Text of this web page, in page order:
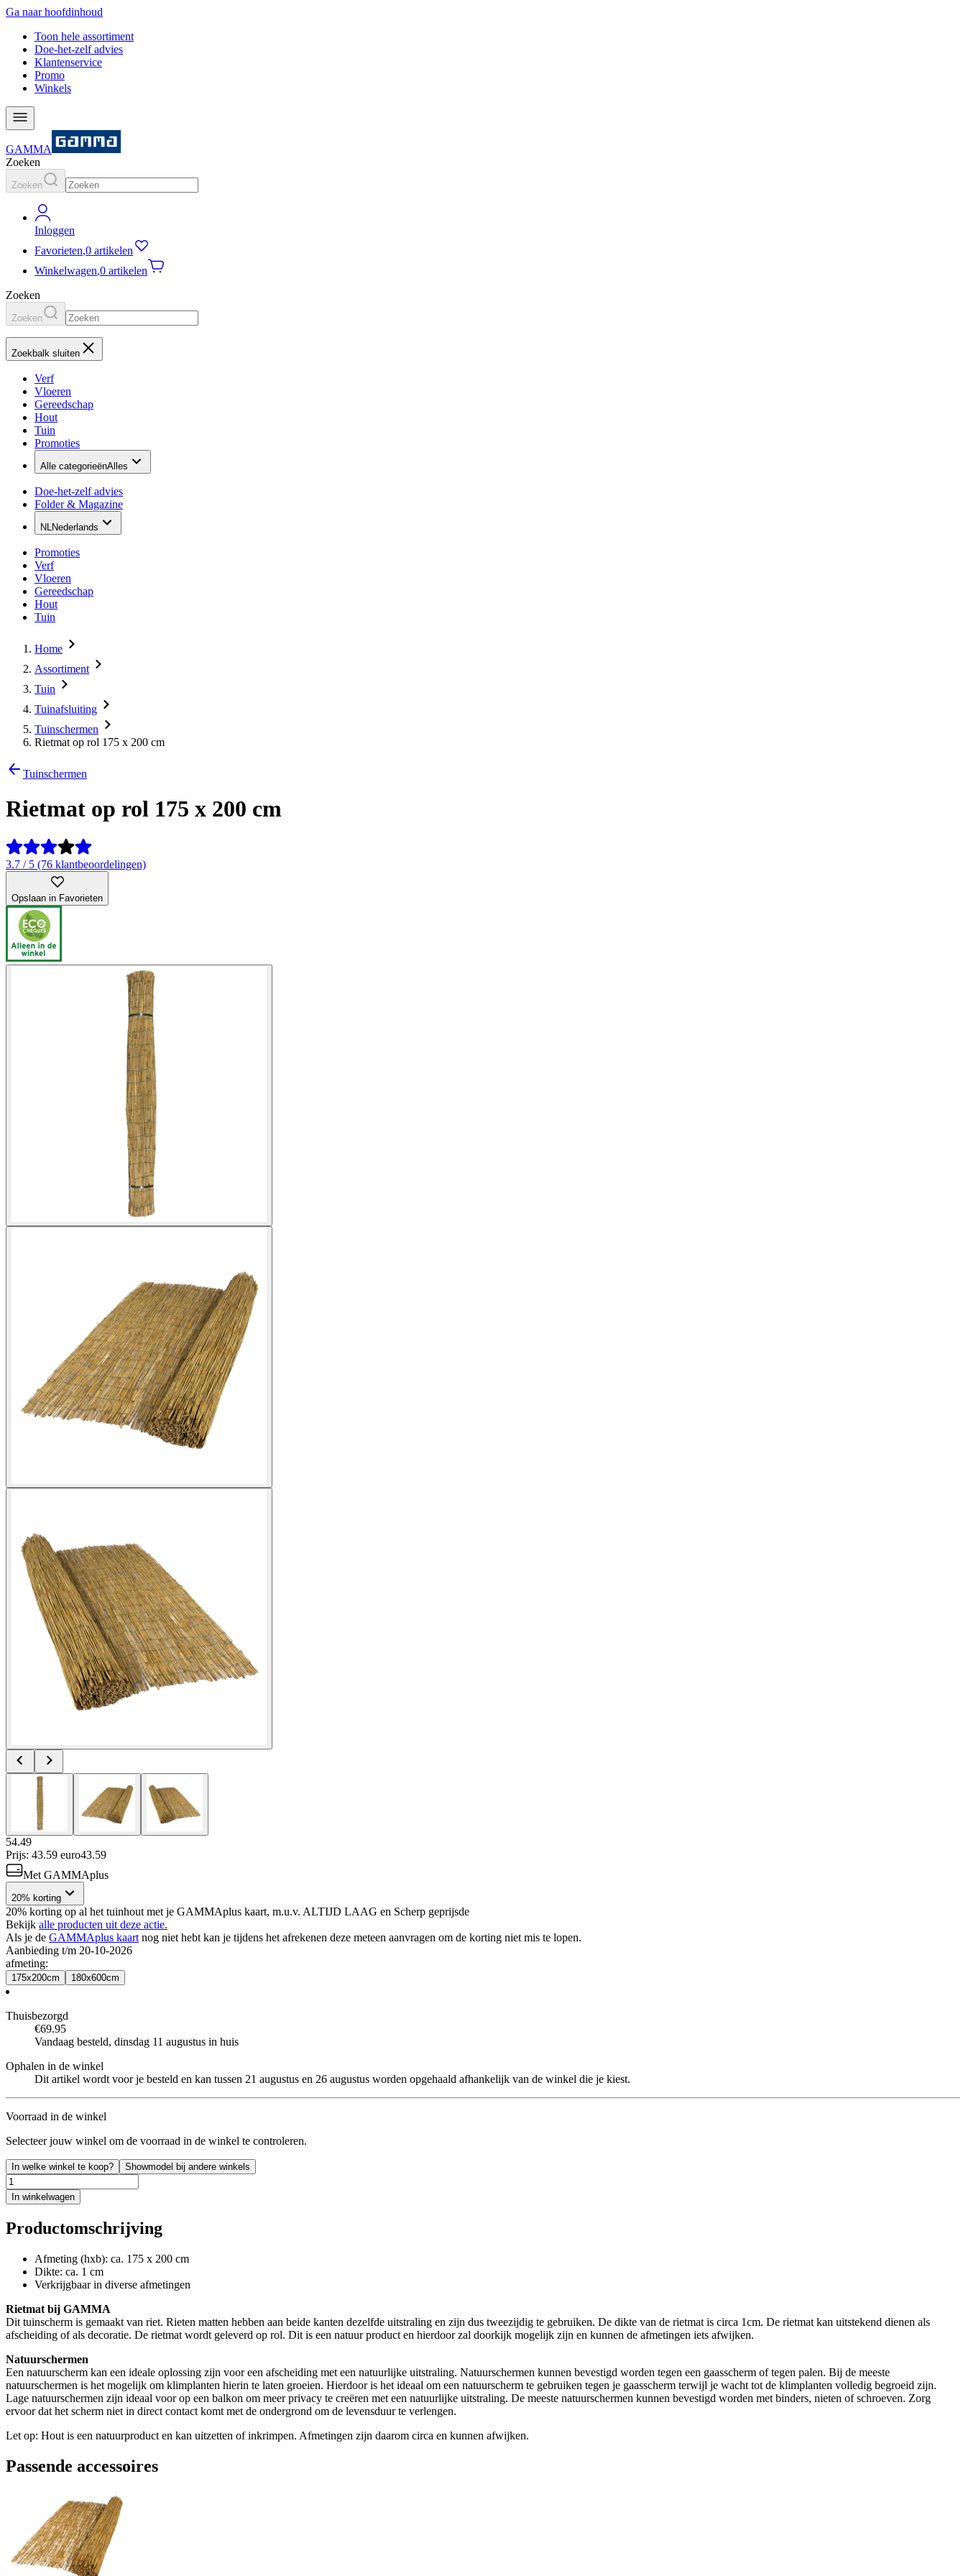
Ga naar hoofdinhoud
Toon hele assortiment
Doe-het-zelf advies
Klantenservice
Promo
Winkels
GAMMA
Zoeken
Zoeken
Inloggen
Favorieten,0 artikelen
Winkelwagen,0 artikelen
Zoeken
Zoeken
Zoekbalk sluiten
Verf
Vloeren
Gereedschap
Hout
Tuin
Promoties
Alle categorieënAlles
Doe-het-zelf advies
Folder & Magazine
NLNederlands
Promoties
Verf
Vloeren
Gereedschap
Hout
Tuin
Home
Assortiment
Tuin
Tuinafsluiting
Tuinschermen
Rietmat op rol 175 x 200 cm
Tuinschermen
Rietmat op rol 175 x 200 cm
3.7 / 5 (76 klantbeoordelingen)
Opslaan in Favorieten
54.49
Prijs: 43.59 euro43.59
Met GAMMAplus
20% korting
20% korting op al het tuinhout met je GAMMAplus kaart, m.u.v. ALTIJD LAAG en Scherp geprijsde
Bekijk alle producten uit deze actie.
Als je de GAMMAplus kaart nog niet hebt kan je tijdens het afrekenen deze meteen aanvragen om de korting niet mis te lopen.
Aanbieding t/m 20-10-2026
afmeting:
175x200cm 180x600cm
Thuisbezorgd
€69.95
Vandaag besteld, dinsdag 11 augustus in huis
Ophalen in de winkel
Dit artikel wordt voor je besteld en kan tussen 21 augustus en 26 augustus worden opgehaald afhankelijk van de winkel die je kiest.
Voorraad in de winkel
Selecteer jouw winkel om de voorraad in de winkel te controleren.
In welke winkel te koop? Showmodel bij andere winkels
In winkelwagen
Productomschrijving
Afmeting (hxb): ca. 175 x 200 cm
Dikte: ca. 1 cm
Verkrijgbaar in diverse afmetingen
Rietmat bij GAMMA
Dit tuinscherm is gemaakt van riet. Rieten matten hebben aan beide kanten dezelfde uitstraling en zijn dus tweezijdig te gebruiken. De dikte van de rietmat is circa 1cm. De rietmat kan uitstekend dienen als
afscheiding of als decoratie. De rietmat wordt geleverd op rol. Dit is een natuur product en hierdoor zal doorkijk mogelijk zijn en kunnen de afmetingen iets afwijken.
Natuurschermen
Een natuurscherm kan een ideale oplossing zijn voor een afscheiding met een natuurlijke uitstraling. Natuurschermen kunnen bevestigd worden tegen een gaasscherm of tegen palen. Bij de meeste
natuurschermen is het mogelijk om klimplanten hierin te laten groeien. Hierdoor is het ideaal om een natuurscherm te gebruiken tegen je gaasscherm terwijl je wacht tot de klimplanten volledig begroeid zijn.
Lage natuurschermen zijn ideaal voor op een balkon om meer privacy te creëren met een natuurlijke uitstraling. De meeste natuurschermen kunnen bevestigd worden met binders, nieten of schroeven. Zorg
ervoor dat het scherm niet in direct contact komt met de ondergrond om de levensduur te verlengen.
Let op: Hout is een natuurproduct en kan uitzetten of inkrimpen. Afmetingen zijn daarom circa en kunnen afwijken.
Passende accessoires